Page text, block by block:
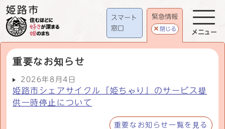
スマート
窓口
緊急情報
閉じる
重要なお知らせ
2026年8月4日
姫路市シェアサイクル「姫ちゃり」のサービス提
供一時停止について
重要なお知らせ一覧を見る
メニュー